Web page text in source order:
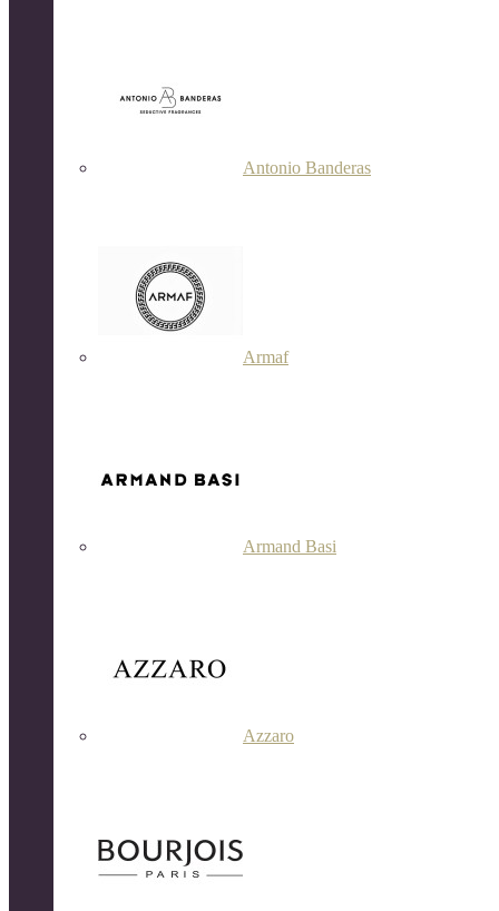
Antonio Banderas
Armaf
Armand Basi
Azzaro